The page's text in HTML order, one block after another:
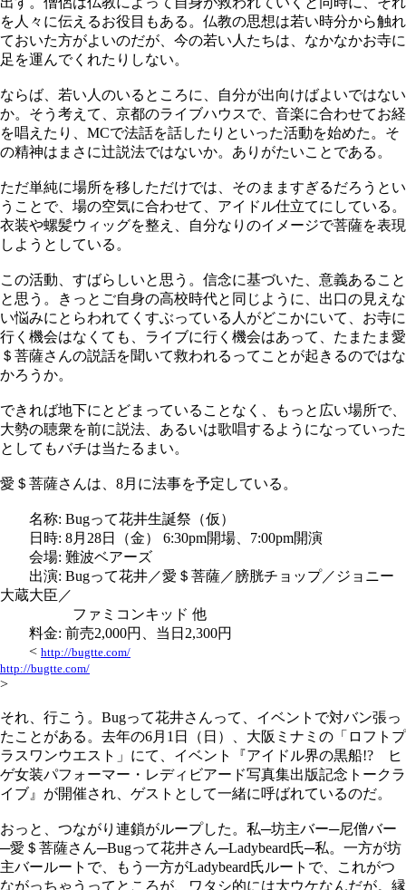
を人々に伝えるお役目もある。仏教の思想は若い時分から触れ
ておいた方がよいのだが、今の若い人たちは、なかなかお寺に
足を運んでくれたりしない。
ならば、若い人のいるところに、自分が出向けばよいではない
か。そう考えて、京都のライブハウスで、音楽に合わせてお経
を唱えたり、MCで法話を話したりといった活動を始めた。そ
の精神はまさに辻説法ではないか。ありがたいことである。
ただ単純に場所を移しただけでは、そのまますぎるだろうとい
うことで、場の空気に合わせて、アイドル仕立てにしている。
衣装や螺髪ウィッグを整え、自分なりのイメージで菩薩を表現
しようとしている。
この活動、すばらしいと思う。信念に基づいた、意義あること
と思う。きっとご自身の高校時代と同じように、出口の見えな
い悩みにとらわれてくすぶっている人がどこかにいて、お寺に
行く機会はなくても、ライブに行く機会はあって、たまたま愛
＄菩薩さんの説話を聞いて救われるってことが起きるのではな
かろうか。
できれば地下にとどまっていることなく、もっと広い場所で、
大勢の聴衆を前に説法、あるいは歌唱するようになっていった
としてもバチは当たるまい。
愛＄菩薩さんは、8月に法事を予定している。
名称: Bugって花井生誕祭（仮）
日時: 8月28日（金） 6:30pm開場、7:00pm開演
会場: 難波ベアーズ
出演: Bugって花井／愛＄菩薩／膀胱チョップ／ジョニー
大蔵大臣／
ファミコンキッド 他
料金: 前売2,000円、当日2,300円
< http://bugtte.com/
http://bugtte.com/
>
それ、行こう。Bugって花井さんって、イベントで対バン張っ
たことがある。去年の6月1日（日）、大阪ミナミの「ロフトプ
ラスワンウエスト」にて、イベント『アイドル界の黒船!? ヒ
ゲ女装パフォーマー・レディビアード写真集出版記念トークラ
イブ』が開催され、ゲストとして一緒に呼ばれているのだ。
おっと、つながり連鎖がループした。私─坊主バー─尼僧バー
─愛＄菩薩さん─Bugって花井さん─Ladybeard氏─私。一方が坊
主バールートで、もう一方がLadybeard氏ルートで、これがつ
ながっちゃうってところが、ワタシ的には大ウケなんだが。縁